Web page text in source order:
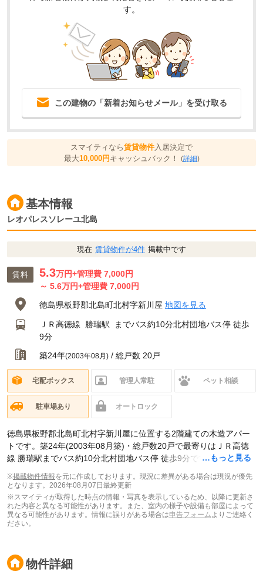
す。
この建物の「新着お知らせメール」を受け取る
スマイティなら賃貸物件 入居決定で
最大10,000円キャッシュバック！ (詳細)
基本情報
レオパレスソレーユ北島
現在 賃貸物件が4件 掲載中です
賃料 5.3万円+管理費 7,000円
～ 5.6万円+管理費 7,000円
徳島県板野郡北島町北村字新川屋 地図を見る
ＪＲ高徳線 勝瑞駅
までバス約10分北村団地バス停 徒歩
9分
築24年(2003年08月) / 総戸数 20戸
宅配ボックス 管理人常駐 ペット相談
駐車場あり オートロック
…もっと見る
徳島県板野郡北島町北村字新川屋に位置する2階建ての木造アパー
トです。築24年(2003年08月築)・総戸数20戸で最寄りはＪＲ高徳
線 勝瑞駅までバス約10分北村団地バス停 徒歩9分です。現在スマイ
※掲載物件情報を元に作成しております。現況に差異がある場合は現況が優先
となります。 2026年08月07日最終更新
※スマイティが取得した時点の情報・写真を表示しているため、以降に更新さ
れた内容と異なる可能性があります。また、室内の様子や設備も部屋によって
異なる可能性があります。情報に誤りがある場合は申告フォーム よりご連絡く
ださい。
物件詳細